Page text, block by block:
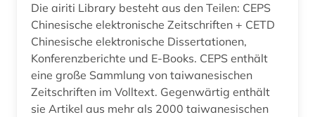
edition (3)
editionsphilologie (1)
einsprachiges wörterbuch (1)
elektron. ressource (1)
Die airiti Library besteht aus den Teilen: CEPS
Chinesische elektronische Zeitschriften + CETD
Chinesische elektronische Dissertationen,
Konferenzberichte und E-Books. CEPS enthält
eine große Sammlung von taiwanesischen
Zeitschriften im Volltext. Gegenwärtig enthält
sie Artikel aus mehr als 2000 taiwanesischen